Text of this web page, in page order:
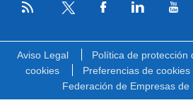
RSS
Aviso Legal Política de protección
cookies
Preferencias de cookies
Federación de Empresas de